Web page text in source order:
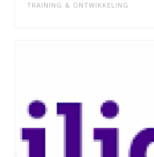
TRAINING & ONTWIKKELING